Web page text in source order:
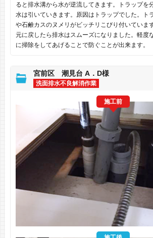
ると排水溝から水が逆流してきます。トラップを
水は引いていきます。原因はトラップでした。ト
や石鹸カスのヌメリがビッチリこびり付いていま
元に戻したら排水はスムーズになりました。軽度
に掃除をしてあげることで防ぐことが出来ます。
宮前区 潮見台 A．D様
洗面排水不良解消作業
施工前